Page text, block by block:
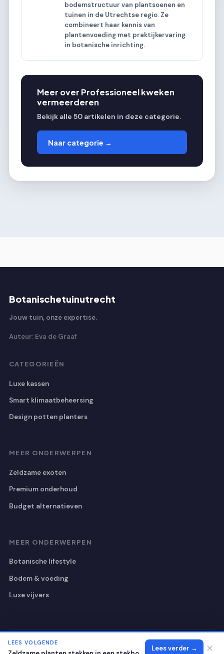
bodemstructuur van plantsoenen en
tuinen in de Utrechtse regio. Ze
combineert haar kennis van
plantenvoeding met praktijkervaring
in botanische inrichting.
Meer over Professioneel kweken
vermeerderen
Bekijk alle 50 artikelen in deze categorie.
Naar categorie →
Botanischetuinutrecht
Jouw tuin, onze expertise.
Auteur: Eva de Graaf
CATEGORIEËN
Luxe kassen
Smart klimaatbeheersing
Design potten planters
MEER ONDERWERPEN
Zeldzame exoten
Premium onderhoud
Budget alternatieven
MEER ONDERWERPEN
Botanische lifestyle
Bodem & voeding
Luxe vijvers
© 2026 Botanischetuinutrecht Alle rechten voorbehouden.
LEES VOLGENDE
Lees verder → ✕